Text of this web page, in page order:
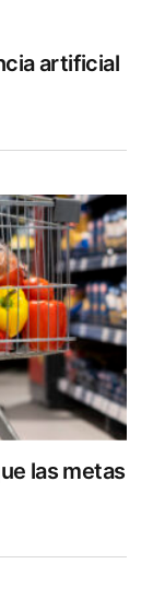
artificial
las metas